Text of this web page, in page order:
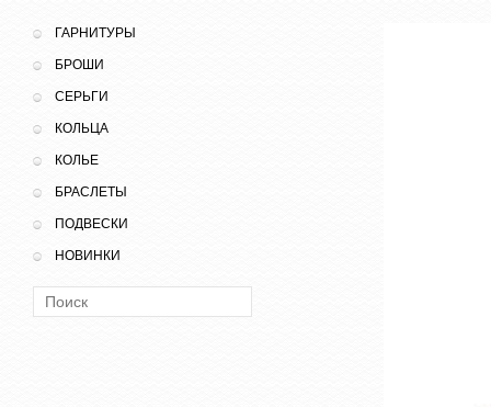
ГАРНИТУРЫ
БРОШИ
СЕРЬГИ
КОЛЬЦА
КОЛЬЕ
БРАСЛЕТЫ
ПОДВЕСКИ
НОВИНКИ
Поиск: